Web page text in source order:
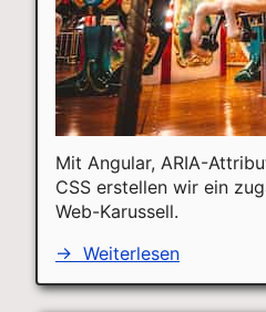
Mit Angular, ARIA-
CSS erstellen wir ein
Web-Karussell.
→ Weiterlesen